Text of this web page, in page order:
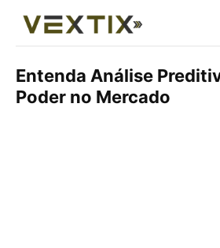
Entenda Análise
Poder no Mercado